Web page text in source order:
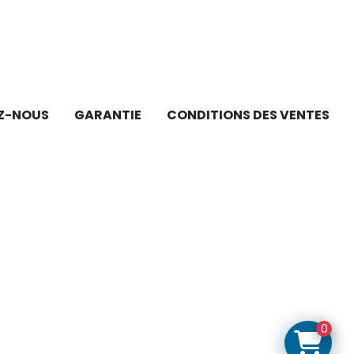
NOUS GARANTIE
CONDITIONS DES VENTES
0